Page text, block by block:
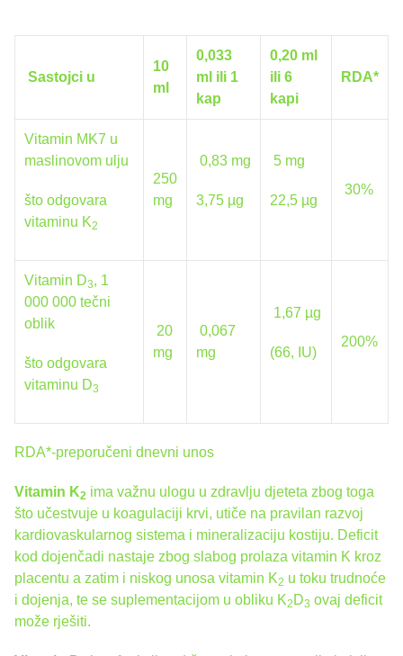
Sastojci u
10
ml
0,033
ml ili 1
kap
0,20 ml
ili 6
kapi
RDA*
Vitamin MK7 u
maslinovom ulju
što odgovara
vitaminu K2
250
mg
0,83 mg
3,75 µg
5 mg
22,5 µg
30%
Vitamin D3, 1
000 000 tečni
oblik
što odgovara
vitaminu D3
20
mg
0,067
mg
1,67 µg
(66, IU)
200%
RDA*-preporučeni dnevni unos
Vitamin K2 ima važnu ulogu u zdravlju djeteta zbog toga
što učestvuje u koagulaciji krvi, utiče na pravilan razvoj
kardiovaskularnog sistema i mineralizaciju kostiju. Deficit
kod dojenčadi nastaje zbog slabog prolaza vitamin K kroz
placentu a zatim i niskog unosa vitamin K2 u toku trudnoće
i dojenja, te se suplementacijom u obliku K2 D3 ovaj deficit
može rješiti.